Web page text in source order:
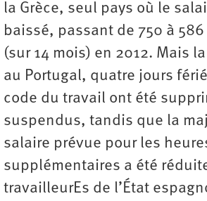
la Grèce, seul pays où le
baissé, passant de 750 à
(sur 14 mois) en 2012. Mais
au Portugal, quatre jours
code du travail ont été
suspendus, tandis que la
salaire prévue pour les
supplémentaires a été
travailleurEs de l’État